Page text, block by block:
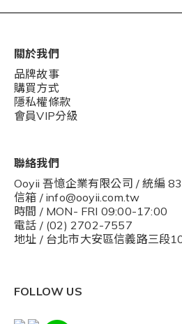
關於我們
品牌故事
購買方式
隱私權條款
會員VIP分級
聯絡我們
Ooyii 吾憶企業有限公司 / 統編
信箱 / info@ooyii.com.tw
時間 / MON- FRI 09:00-17:00
電話 / (02) 2702-7557
地址 / 台北市大安區信義路三段
FOLLOW US